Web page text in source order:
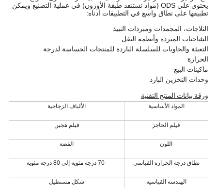
يحتوي على ODS (مواد تستنفد طبقة الأوزون) في عملية التصنيع ويمكن
تطبيقها على نطاق واسع في التطبيقات أدناه:
الثلاجات، المجمدات ومبردات النبيذ
الشاحنات المبردة وأنظمة النقل
التعبئة والحاويات للسلسلة الباردة للمنتجات الحساسة لدرجة
الحرارة
ماكينات البيع
وحدات التخزين البارد
ورقة بيانات المنتج التقنية
المواد الأساسية الألياف الزجاجية
فيلم الحاجز فيلم هجين
اللون الفضة
نطاق درجة الحرارة القياسي -70 درجة مئوية إلى 80 درجة مئوية
الهندسة القياسية شكل مستطيل